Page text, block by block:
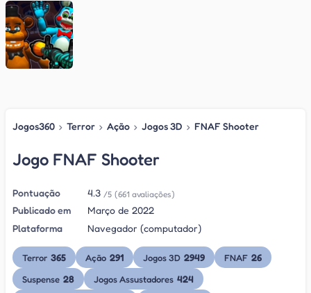
Jogos360 › Terror › Ação › Jogos 3D › FNAF Shooter
Jogo FNAF Shooter
Pontuação 4.3 /5 (661 avaliações)
Publicado em
Março de 2022
Plataforma
Navegador (computador)
Terror 365 Ação 291 Jogos 3D 2949 FNAF 26
Suspense 28 Jogos Assustadores 424